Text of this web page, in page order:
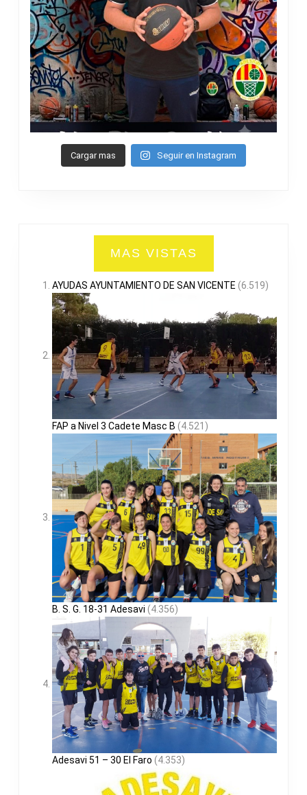
Cargar mas Seguir en Instagram
MAS VISTAS
AYUDAS AYUNTAMIENTO DE SAN VICENTE (6.519)
FAP a Nivel 3 Cadete Masc B (4.521)
B. S. G. 18-31 Adesavi (4.356)
Adesavi 51 – 30 El Faro (4.353)